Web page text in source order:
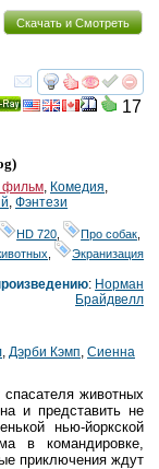
Скачать и Смотреть
смотреть
17
)
фильм, Комедия,
, Фэнтези
HD 720, Про собак,
, Экранизация
: Норман
Брайдвелл
, Дэрби Кэмп, Сиенна
животных
и представить не
нью-йоркской
в командировке,
приключения ждут